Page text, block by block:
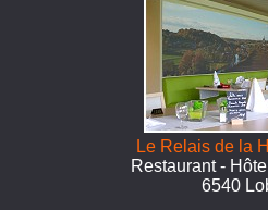
Le Relais de la
Restaurant -
6540